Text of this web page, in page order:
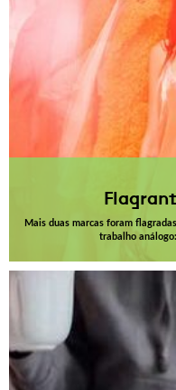
Mais duas marcas foram
trabalho